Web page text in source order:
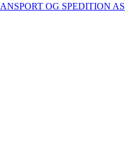
OG SPEDITION AS